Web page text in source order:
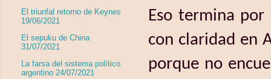
Eso termina por
con claridad en
porque no
El triunfal retorno de Keynes
19/06/2021
El sepuku de China
31/07/2021
La farsa del sistema político
argentino 24/07/2021